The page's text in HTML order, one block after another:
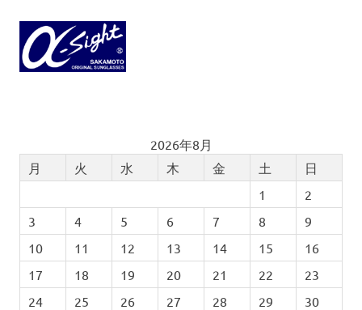
2026年8月
月
火 水 木 金 土
日
1
2
3
4 5 6 7 8
9
10
11 12 13 14 15
16
17
18 19 20 21 22
23
24
25 26 27 28 29
30